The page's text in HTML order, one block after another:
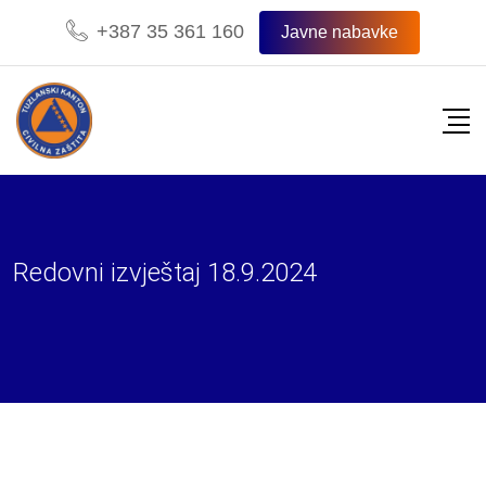
content
+387 35 361 160 Javne nabavke
Redovni izvještaj 18.9.2024